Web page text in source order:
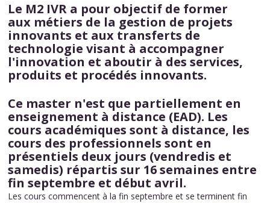
Le M2 IVR a pour objectif de former
aux métiers de la gestion de projets
innovants et aux transferts de
technologie visant à accompagner
l'innovation et aboutir à des services,
produits et procédés innovants.
Ce master n'est que partiellement en
enseignement à distance (EAD). Les
cours académiques sont à distance, les
cours des professionnels sont en
présentiels deux jours (vendredis et
samedis) répartis sur 16 semaines entre
fin septembre et début avril.
Les cours commencent à la fin septembre et se terminent fin